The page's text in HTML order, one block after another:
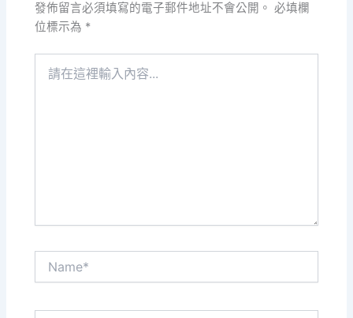
發佈留言必須填寫的電子郵件地址不會公開。 必填欄
位標示為 *